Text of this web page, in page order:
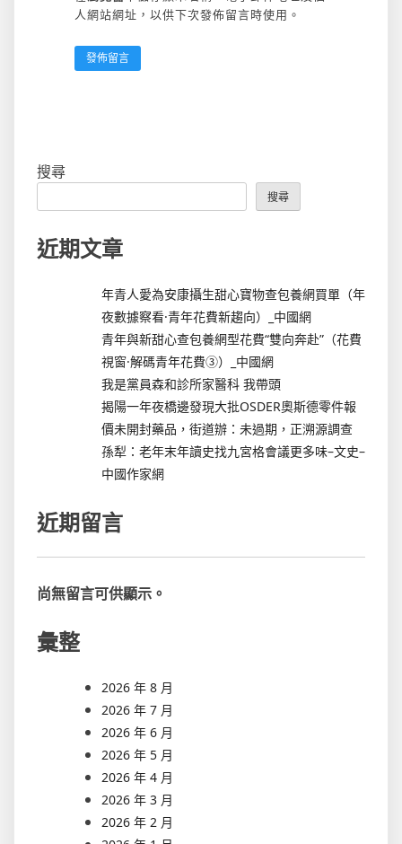
人網站網址，以供下次發佈留言時使用。
搜尋
搜尋
近期文章
年青人愛為安康攝生甜心寶物查包養網買單（年
夜數據察看·青年花費新趨向）_中國網
青年與新甜心查包養網型花費“雙向奔赴”（花費
視窗·解碼青年花費③）_中國網
我是黨員森和診所家醫科 我帶頭
揭陽一年夜橋邊發現大批OSDER奧斯德零件報
價未開封藥品，街道辦：未過期，正溯源調查
孫犁：老年末年讀史找九宮格會議更多味–文史–
中國作家網
近期留言
尚無留言可供顯示。
彙整
2026 年 8 月
2026 年 7 月
2026 年 6 月
2026 年 5 月
2026 年 4 月
2026 年 3 月
2026 年 2 月